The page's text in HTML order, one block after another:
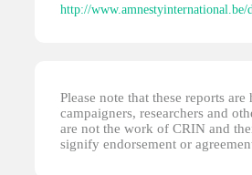
http://
Please note that these reports
campaigners, researchers and
are not the work of CRIN and
signify endorsement or